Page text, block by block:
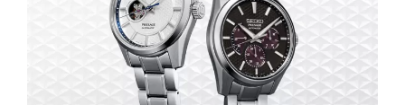
Les montres Seiko sont-elles de
bonne qualité? Guide d’achat 2026
Seiko Seiko